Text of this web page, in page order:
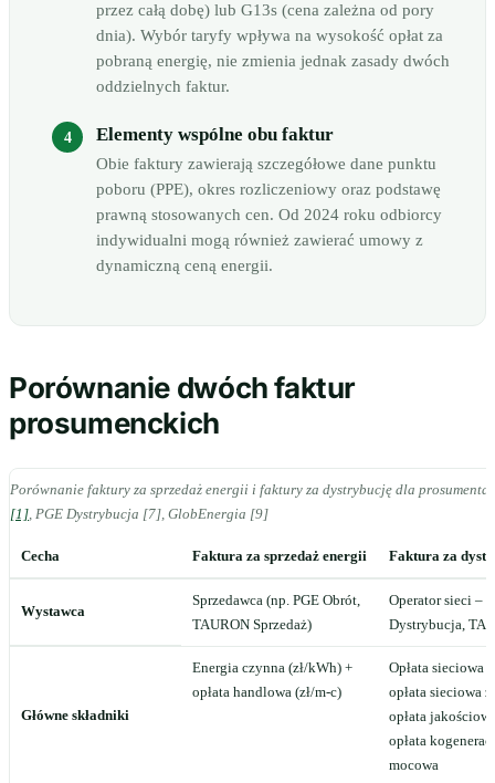
przez całą dobę) lub G13s (cena zależna od pory
dnia). Wybór taryfy wpływa na wysokość opłat za
pobraną energię, nie zmienia jednak zasady dwóch
oddzielnych faktur.
Elementy wspólne obu faktur
Obie faktury zawierają szczegółowe dane punktu
poboru (PPE), okres rozliczeniowy oraz podstawę
prawną stosowanych cen. Od 2024 roku odbiorcy
indywidualni mogą również zawierać umowy z
dynamiczną ceną energii.
Porównanie dwóch faktur
prosumenckich
Porównanie faktury za sprzedaż energii i faktury za dystrybucję dla prosumenta
[1], PGE Dystrybucja [7], GlobEnergia [9]
Cecha Faktura za sprzedaż energii Faktura za
Wystawca
Sprzedawca (np. PGE Obrót,
TAURON Sprzedaż)
Operator sieci –
Dystrybucja,
Główne składniki
Energia czynna (zł/kWh) +
opłata handlowa (zł/m-c)
Opłata sieciowa
opłata sieciowa
opłata
opłata
mocowa